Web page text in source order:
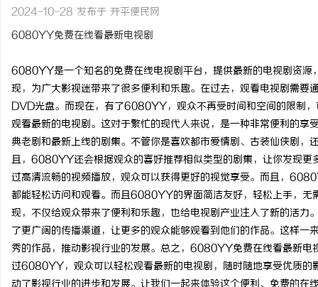
2024-10-28 发布于 开平便民网
6080YY免费在线看最新电视剧
6080YY是一个知名的免费在线电视剧平台，提供最新的电视剧资
现，为广大影视迷带来了很多便利和乐趣。在过去，观看电视剧需
DVD光盘。而现在，有了6080YY，观众不再受时间和空间的限制
观看最新的电视剧。这对于繁忙的现代人来说，是一种非常便利的
典老剧和最新上线的剧集。不管你是喜欢都市爱情剧、古装仙侠剧
且，6080YY还会根据观众的喜好推荐相似类型的剧集，让你发现
过高清流畅的视频播放，观众可以获得更好的视觉享受。而且，
都能轻松访问和观看。而且6080YY的界面简洁友好，轻松上手，
现，不仅给观众带来了便利和乐趣，也给电视剧产业注入了新的活
了更广阔的传播渠道，让更多的观众能够观看到他们的作品。这样
秀的作品，推动影视行业的发展。总之，6080YY免费在线看最新
过6080YY，观众可以轻松观看最新的电视剧，随时随地享受优质
动了影视行业的进步和发展。让我们一起来体验这个便利、免费的在